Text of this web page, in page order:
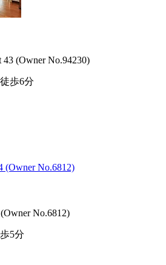
43 (Owner No.94230)
歩6分
No.6812)
5分